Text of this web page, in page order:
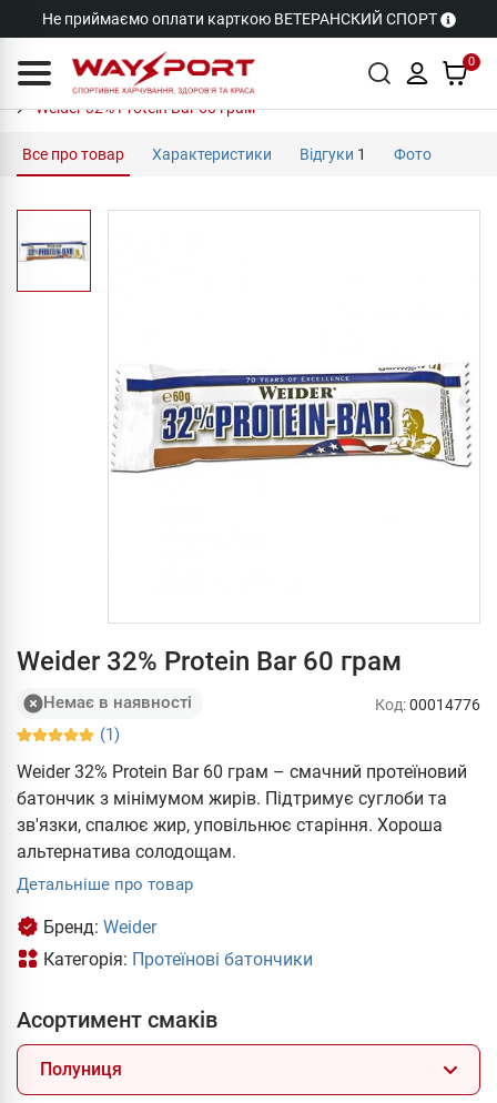
Не приймаємо оплати карткою ВЕТЕРАНСКИЙ СПОРТ
0
Weider 32% Protein Bar 60 грам
Все про товар Характеристики Відгуки 1 Фото
Weider 32% Protein Bar 60 грам
Немає в наявності
(1)
Код:00014776
Weider 32% Protein Bar 60 грам – смачний протеїновий
батончик з мінімумом жирів. Підтримує суглоби та
зв'язки, спалює жир, уповільнює старіння. Хороша
альтернатива солодощам.
Детальніше про товар
Бренд: Weider
Категорія: Протеїнові батончики
Асортимент смаків
Полуниця